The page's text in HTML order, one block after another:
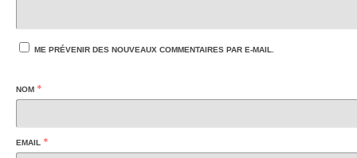
ME PRÉVENIR DES NOUVEAUX COMMENTAIRES PAR E-MAIL.
NOM *
EMAIL *